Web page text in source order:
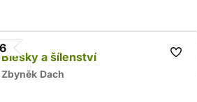
Blesky a šílenství
Zbyněk Dach